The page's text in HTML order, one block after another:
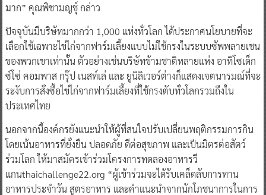
มาก” คุณพิชามญชุ์ กล่าว
ปัจจุบันมีบริษัทมากกว่า 1,000 แห่งทั่วโลก ได้ประกาศนโยบายที่จะ
เลือกใช้เฉพาะไข่ไก่จากฟาร์มเลี้ยงแบบไม่ใช้กรงในระบบซัพพลายเชน
ของพวกเขาเท่านั้น ตัวอย่างเช่นบริษัทข้ามชาติหลายแห่ง อาทิโซเด็ก
ซ์โซ่ คอมพาส กรุ๊ป เนสท์เล่ และ ยูนิลิเวอร์ต่างก็แสดงเจตนารมณ์ที่จะ
ระงับการสั่งซื้อไข่ไก่จากฟาร์มเลี้ยงที่ใช้กรงตับทั่วโลกรวมถึงใน
ประเทศไทย
นอกจากนี้องค์กรยังแนะนำให้ผู้ที่สนใจปรับเปลี่ยนพฤติกรรมการกิน
โดยเน้นอาหารที่ยั่งยืน ปลอดภัย ดีต่อสุขภาพ และเป็นมิตรต่อสัตว์
ร่วมโลก ให้มาสมัครเข้าร่วมโครงการทดลองอาหารวี
แกนthaichallenge22.org “ผู้เข้าร่วมจะได้รับเคล็ดลับการทาน
อาหารประจำวัน สูตรอาหาร และคำแนะนำจากนักโภชนาการในการ